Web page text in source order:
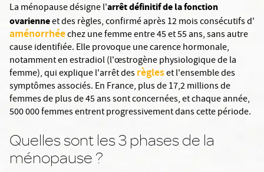
La ménopause désigne l'arrêt définitif de la fonction
ovarienneet des règles, confirmé après 12 mois consécutifs d'
aménorrhéechez une femme entre 45 et 55 ans, sans autre
cause identifiée. Elle provoque une carence hormonale,
notamment en estradiol (l'œstrogène physiologique de la
femme), qui explique l'arrêt desrègleset l'ensemble des
symptômes associés. En France, plus de 17,2 millions de
femmes de plus de 45 ans sont concernées, et chaque année,
500 000 femmes entrent progressivement dans cette période.
Quelles sont les 3 phases de la
ménopause ?